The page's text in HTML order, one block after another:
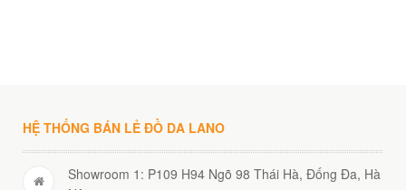
HỆ THỐNG BÁN LẺ ĐỒ DA LANO
Showroom 1: P109 H94 Ngõ 98 Thái Hà, Đống Đa, Hà